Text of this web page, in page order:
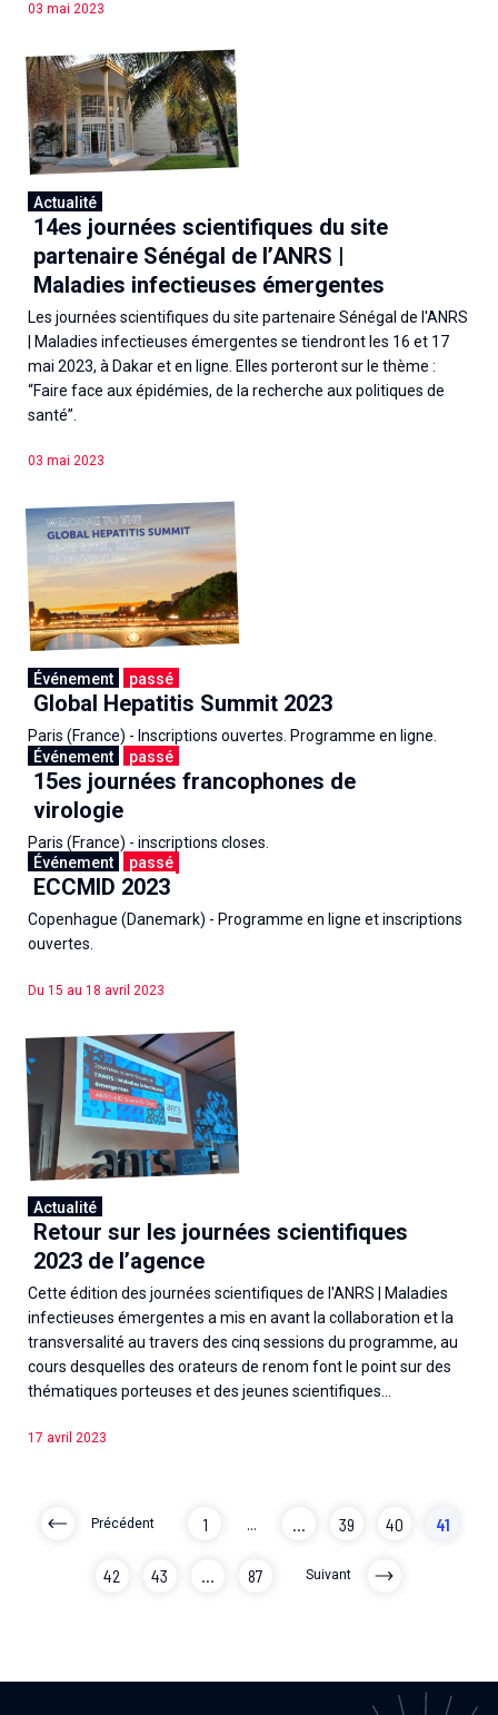
03 mai 2023
Actualité
14es journées scientifiques du site
partenaire Sénégal de l’ANRS |
Maladies infectieuses émergentes
Les journées scientifiques du site partenaire Sénégal de l'ANRS
| Maladies infectieuses émergentes se tiendront les 16 et 17
mai 2023, à Dakar et en ligne. Elles porteront sur le thème :
“Faire face aux épidémies, de la recherche aux politiques de
santé”.
03 mai 2023
Événement passé
Global Hepatitis Summit 2023
Paris (France) - Inscriptions ouvertes. Programme en ligne.
Du 25 au 28 avril 2023
Événement passé
15es journées francophones de
virologie
Paris (France) - inscriptions closes.
Du 17 au 18 avril 2023
Événement passé
ECCMID 2023
Copenhague (Danemark) - Programme en ligne et inscriptions
ouvertes.
Du 15 au 18 avril 2023
Actualité
Retour sur les journées scientifiques
2023 de l’agence
Cette édition des journées scientifiques de l'ANRS | Maladies
infectieuses émergentes a mis en avant la collaboration et la
transversalité au travers des cinq sessions du programme, au
cours desquelles des orateurs de renom font le point sur des
thématiques porteuses et des jeunes scientifiques...
17 avril 2023
Précédent 1 ... 39 40 41
42 43 ... 87 Suivant